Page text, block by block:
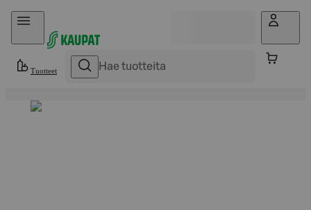
Hyppää sisältöön
Tuotteet